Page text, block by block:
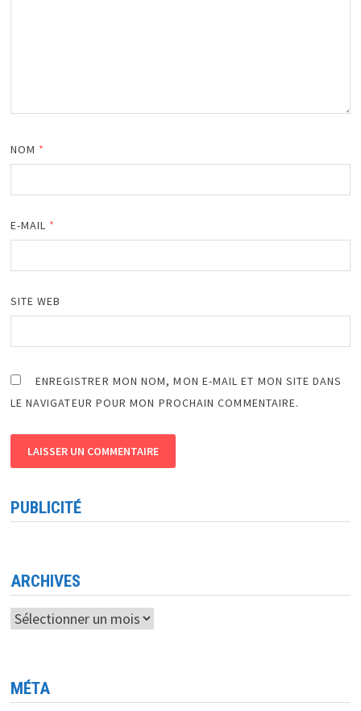
NOM *
E-MAIL *
SITE WEB
ENREGISTRER MON NOM, MON E-MAIL ET MON SITE DANS
LE NAVIGATEUR POUR MON PROCHAIN COMMENTAIRE.
PUBLICITÉ
ARCHIVES
Archives
MÉTA